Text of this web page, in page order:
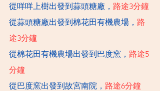
從咩咩上樹出發到蒜頭糖廠， 路途3分鐘
從蒜頭糖廠出發到棉花田有機農場， 路
途3分鐘
從棉花田有機農場出發到巴度窯， 路途5
分鐘
從巴度窯出發到故宮南院， 路途6分鐘